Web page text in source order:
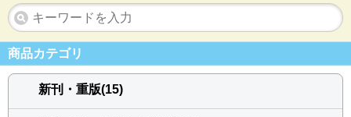
商品カテゴリ
新刊・重版(15)